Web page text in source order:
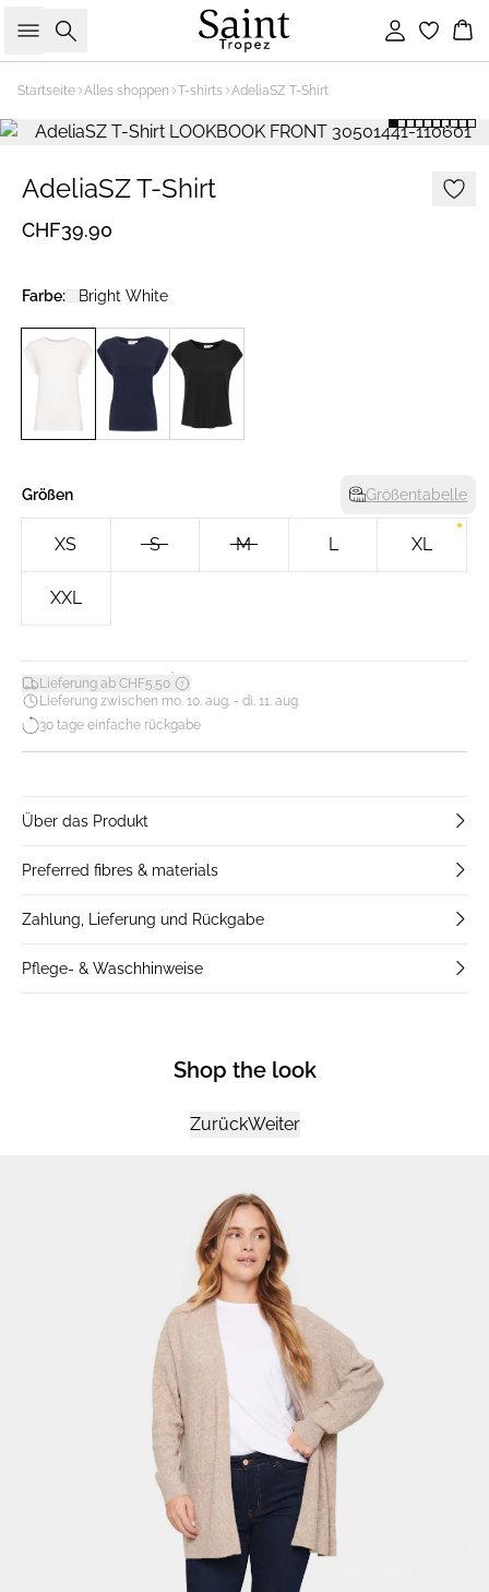
Suche Einloggen
Startseite Alles shoppen T-shirts AdeliaSZ T-Shirt
AdeliaSZ T-Shirt
CHF39.90
Farbe: Bright White
Größen Größentabelle
XS S M L XL
XXL
Lieferung ab CHF5.50*
Lieferung zwischen mo. 10. aug. - di. 11. aug.
30 tage einfache rückgabe
Über das Produkt
Preferred fibres & materials
Zahlung, Lieferung und Rückgabe
Pflege- & Waschhinweise
Shop the look
ZurückWeiter